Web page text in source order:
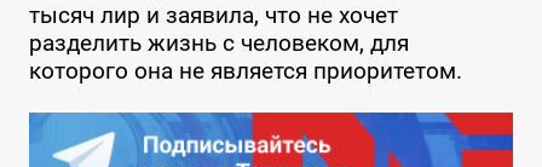
тысяч лир и заявила, что не хочет
разделить жизнь с человеком, для
которого она не является приоритетом.